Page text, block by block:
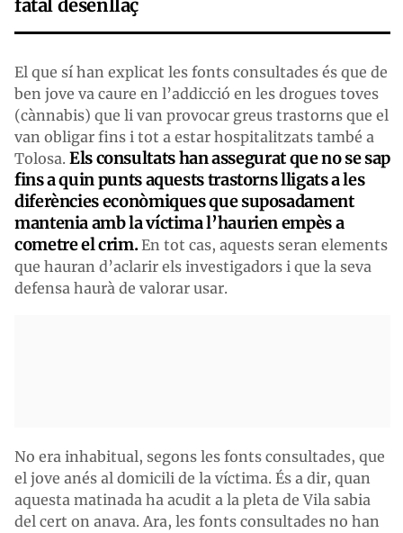
fatal desenllaç
El que sí han explicat les fonts consultades és que de
ben jove va caure en l’addicció en les drogues toves
(cànnabis) que li van provocar greus trastorns que el
van obligar fins i tot a estar hospitalitzats també a
Tolosa. Els consultats han assegurat que no se sap
fins a quin punts aquests trastorns lligats a les
diferències econòmiques que suposadament
mantenia amb la víctima l’haurien empès a
cometre el crim.En tot cas, aquests seran elements
que hauran d’aclarir els investigadors i que la seva
defensa haurà de valorar usar.
No era inhabitual, segons les fonts consultades, que
el jove anés al domicili de la víctima. És a dir, quan
aquesta matinada ha acudit a la pleta de Vila sabia
del cert on anava. Ara, les fonts consultades no han